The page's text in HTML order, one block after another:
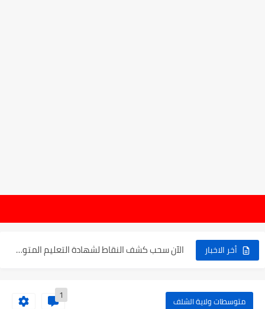
أخر الاخبار
الإعلان عن نتائج بكالوريا 2025 في الجزائر يوم 20...
الآن سحب كشف النقاط لشهادة التعليم المتوسط 2025
حساب معدل شهادة التعليم المتوسط بيام 2025
متوسطات ولاية الشلف 1